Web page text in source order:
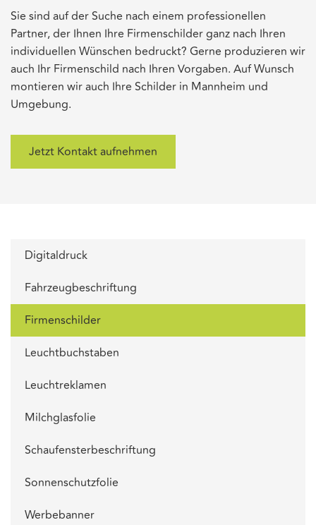
Sie sind auf der Suche nach einem professionellen
Partner, der Ihnen Ihre Firmenschilder ganz nach Ihren
individuellen Wünschen bedruckt? Gerne produzieren wir
auch Ihr Firmenschild nach Ihren Vorgaben. Auf Wunsch
montieren wir auch Ihre Schilder in Mannheim und
Umgebung.
Jetzt Kontakt aufnehmen
Digitaldruck
Fahrzeugbeschriftung
Firmenschilder
Leuchtbuchstaben
Leuchtreklamen
Milchglasfolie
Schaufensterbeschriftung
Sonnenschutzfolie
Werbebanner